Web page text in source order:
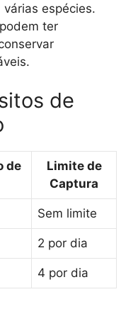
espécies.
ter
de
de
Limite de
Captura
Sem limite
2 por dia
4 por dia